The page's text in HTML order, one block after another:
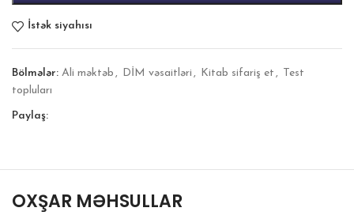
İstək siyahısı
Bölmələr: Ali məktəb , DİM vəsaitləri , Kitab sifariş et ,
Test
topluları
Paylaş:
OXŞAR MƏHSULLAR